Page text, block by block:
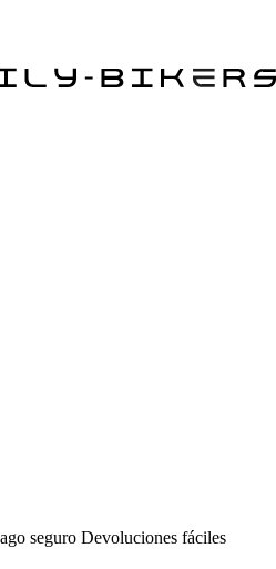
seguro Devoluciones fáciles